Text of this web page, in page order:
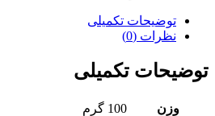
توضیحات تکمیلی
نظرات (0)
توضیحات تکمیلی
وزن 100 گرم